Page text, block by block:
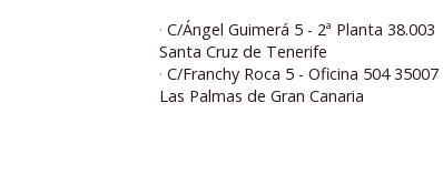
· C/Ángel Guimerá 5 - 2ª Planta 38.003
Santa Cruz de Tenerife
· C/Franchy Roca 5 - Oficina 504 35007
Las Palmas de Gran Canaria